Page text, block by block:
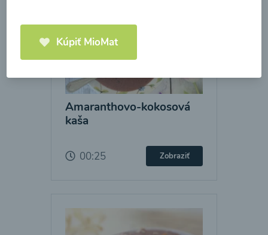
Amaranthovo-kokosová
kaša
00:25 Zobraziť
Kúpiť MioMat